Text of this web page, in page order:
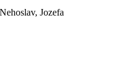
Jozefa